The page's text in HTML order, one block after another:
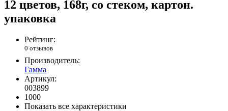
12 цветов, 168г, со стеком, картон.
упаковка
Рейтинг:
0 отзывов
Производитель:
Гамма
Артикул:
003899
1000
Показать все характеристики